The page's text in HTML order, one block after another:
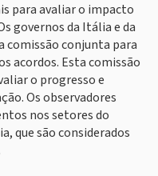
para avaliar o impacto
governos da Itália e da
comissão conjunta para
acordos. Esta comissão
o progresso e
Os observadores
nos setores do
que são considerados